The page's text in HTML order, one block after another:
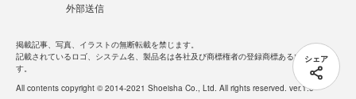
シェア
外部送信
掲載記事、写真、イラストの無断転載を禁じます。
記載されているロゴ、システム名、製品名は各社及び商標権者の登録商標あるいは商標で